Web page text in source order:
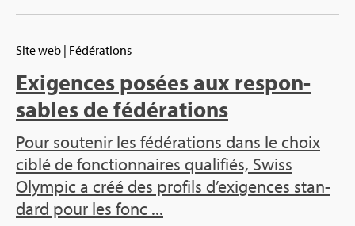
Site web | Fédé­ra­tions
Exi­gences posées aux res­pon­
sables de fédé­ra­tions
Pour sou­te­nir les fédé­ra­tions dans le choix
ciblé de fonc­tion­naires qua­li­fiés, Swiss
Olym­pic a créé des pro­fils d’exi­gences stan­
dard pour les fonc ...